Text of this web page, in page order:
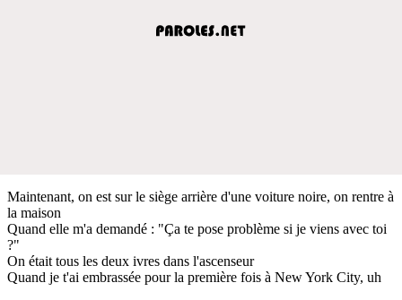
Maintenant, on est sur le siège arrière d'une voiture noire, on rentre à
la maison
Quand elle m'a demandé : "Ça te pose problème si je viens avec toi
?"
On était tous les deux ivres dans l'ascenseur
Quand je t'ai embrassée pour la première fois à New York City, uh